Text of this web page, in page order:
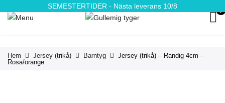
SEMESTERTIDER - Nästa leverans 10/8
0
Hem Jersey (trikå) Barntyg
Jersey (trikå) – Randig 4cm –
Rosa/orange